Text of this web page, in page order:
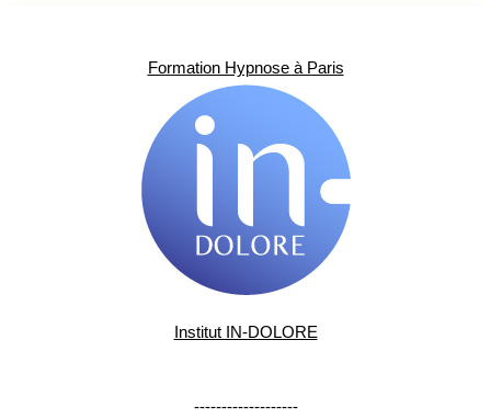
Formation Hypnose à Paris
Institut IN-DOLORE
-------------------